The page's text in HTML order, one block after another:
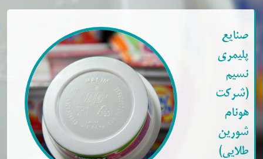
صنایع
پلیمری
نسیم
(شرکت
هونام
شورین
طلایی)